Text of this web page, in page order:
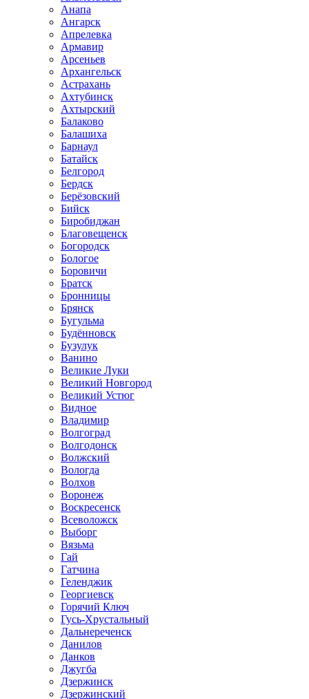
Анапа
Ангарск
Апрелевка
Армавир
Арсеньев
Архангельск
Астрахань
Ахтубинск
Ахтырский
Балаково
Балашиха
Барнаул
Батайск
Белгород
Бердск
Берёзовский
Бийск
Биробиджан
Благовещенск
Богородск
Бологое
Боровичи
Братск
Бронницы
Брянск
Бугульма
Будённовск
Бузулук
Ванино
Великие Луки
Великий Новгород
Великий Устюг
Видное
Владимир
Волгоград
Волгодонск
Волжский
Вологда
Волхов
Воронеж
Воскресенск
Всеволожск
Выборг
Вязьма
Гай
Гатчина
Геленджик
Георгиевск
Горячий Ключ
Гусь-Хрустальный
Дальнереченск
Данилов
Данков
Джугба
Дзержинск
Дзержинский